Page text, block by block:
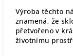
Výroba těchto
znamená, že
přetvořeno v
životnímu